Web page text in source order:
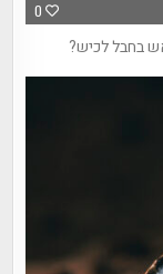
0
בחבל לכיש?